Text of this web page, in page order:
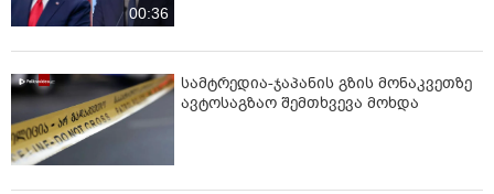
00:36
სამტრედია-ჯაპანის გზის მონაკვეთზე
ავტოსაგზაო შემთხვევა მოხდა